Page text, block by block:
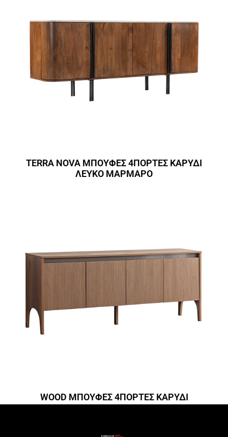
TERRA NOVA ΜΠΟΥΦΕΣ 4ΠΟΡΤΕΣ ΚΑΡΥΔΙ
ΛΕΥΚΟ ΜΑΡΜΑΡΟ
WOOD ΜΠΟΥΦΕΣ 4ΠΟΡΤΕΣ ΚΑΡΥΔΙ